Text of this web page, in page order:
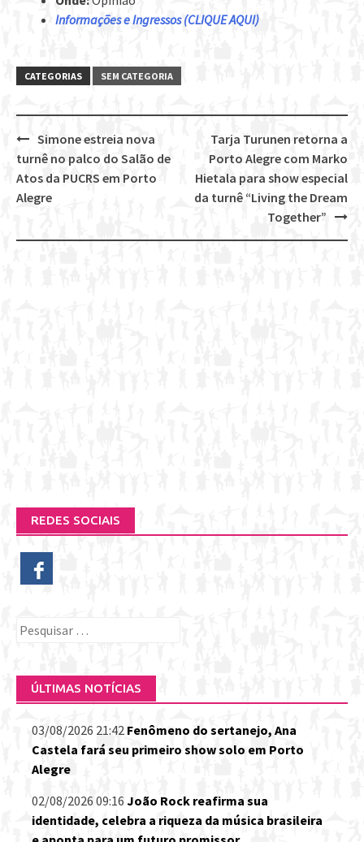
Informações e Ingressos (CLIQUE AQUI)
CATEGORIAS SEM CATEGORIA
Post
navigation
Tarja Turunen retorna a
Porto Alegre com Marko
Hietala para show especial
da turnê “Living the Dream
Together”
Simone estreia nova
turnê no palco do Salão de
Atos da PUCRS em Porto
Alegre
REDES SOCIAIS
Pesquisar
ÚLTIMAS NOTÍCIAS
03/08/2026 21:42 Fenômeno do sertanejo, Ana
Castela fará seu primeiro show solo em Porto
Alegre
02/08/2026 09:16 João Rock reafirma sua
identidade, celebra a riqueza da música brasileira